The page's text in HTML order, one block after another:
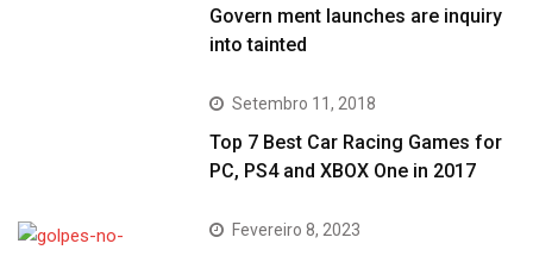
Govern ment launches are inquiry
into tainted
Setembro 11, 2018
Top 7 Best Car Racing Games for
PC, PS4 and XBOX One in 2017
Fevereiro 8, 2023